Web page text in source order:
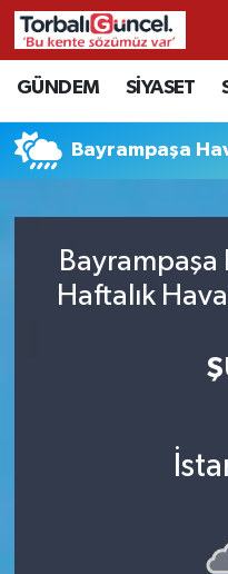
GÜNDEM SİYASET
Bayrampaşa
Bayrampaşa
Haftalık
İzmir Nöbetçi
İzmir Hava Durumu
İzmir Trafik
Süper Lig Puan